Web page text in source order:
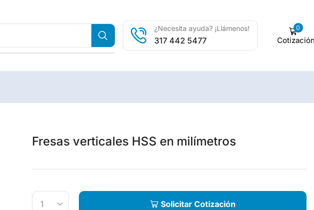
¿Necesita ayuda? ¡Llámenos!
317 442 5477
0
Fresas verticales HSS en milímetros
Solicitar Cotización